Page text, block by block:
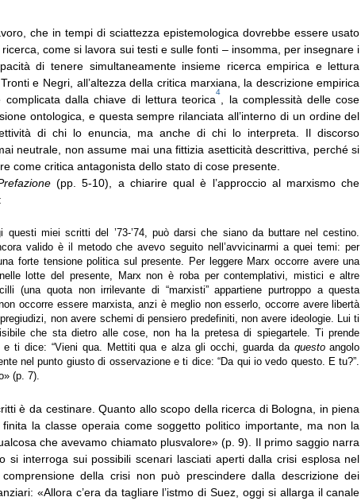
che in tempi di sciattezza epistemologica dovrebbe essere usato
come si lavora sui testi e sulle fonti – insomma, per insegnare i
di tenere simultaneamente insieme ricerca empirica e lettura
e Negri, all’altezza della critica marxiana, la descrizione empirica
dalla chiave di lettura teorica
4
, la complessità delle cose
ontologica, e questa sempre rilanciata all’interno di un ordine del
di chi lo enuncia, ma anche di chi lo interpreta. Il discorso
neutrale, non assume mai una fittizia asetticità descrittiva, perché si
come critica antagonista dello stato di cose presente.
(pp. 5-10), a chiarire qual è l’approccio al marxismo che
questi miei scritti del ’73-’74, può darsi che siano da buttare nel cestino.
valido è il metodo che avevo seguito nell’avvicinarmi a quei temi: per
forte tensione politica sul presente. Per leggere Marx occorre avere una
lotte del presente, Marx non è roba per contemplativi, mistici e altre
(una quota non irrilevante di “marxisti” appartiene purtroppo a questa
occorre essere marxista, anzi è meglio non esserlo, occorre avere libertà
non avere schemi di pensiero predefiniti, non avere ideologie. Lui ti
che sta dietro alle cose, non ha la pretesa di spiegartele. Ti prende
e ti dice: “Vieni qua. Mettiti qua e alza gli occhi, guarda da questoangolo
nel punto giusto di osservazione e ti dice: “Da qui io vedo questo. E tu?”.
(p. 7).
è da cestinare. Quanto allo scopo della ricerca di Bologna, in piena
la classe operaia come soggetto politico importante, ma non la
che avevamo chiamato plusvalore» (p. 9). Il primo saggio narra
si interroga sui possibili scenari lasciati aperti dalla crisi esplosa nel
della crisi non può prescindere dalla descrizione dei
«Allora c’era da tagliare l’istmo di Suez, oggi si allarga il canale